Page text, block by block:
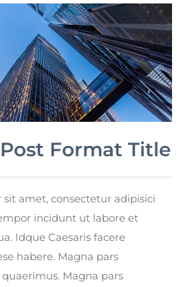
Format Title
amet, consectetur adipisici
incidunt ut labore et
Idque Caesaris facere
habere. Magna pars
Magna pars